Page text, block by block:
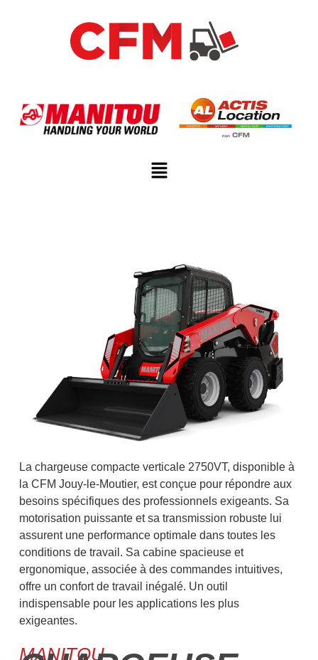
La chargeuse compacte verticale 2750VT, disponible à
la CFM Jouy-le-Moutier, est conçue pour répondre aux
besoins spécifiques des professionnels exigeants. Sa
motorisation puissante et sa transmission robuste lui
assurent une performance optimale dans toutes les
conditions de travail. Sa cabine spacieuse et
ergonomique, associée à des commandes intuitives,
offre un confort de travail inégalé. Un outil
indispensable pour les applications les plus
exigeantes.
MANITOU